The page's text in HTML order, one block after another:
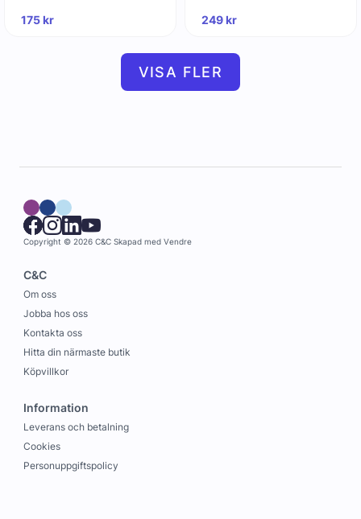
175kr 249kr
VISA FLER
Copyright © 2026 C&C Skapad med Vendre
C&C
Om oss
Jobba hos oss
Kontakta oss
Hitta din närmaste butik
Köpvillkor
Information
Leverans och betalning
Cookies
Personuppgiftspolicy